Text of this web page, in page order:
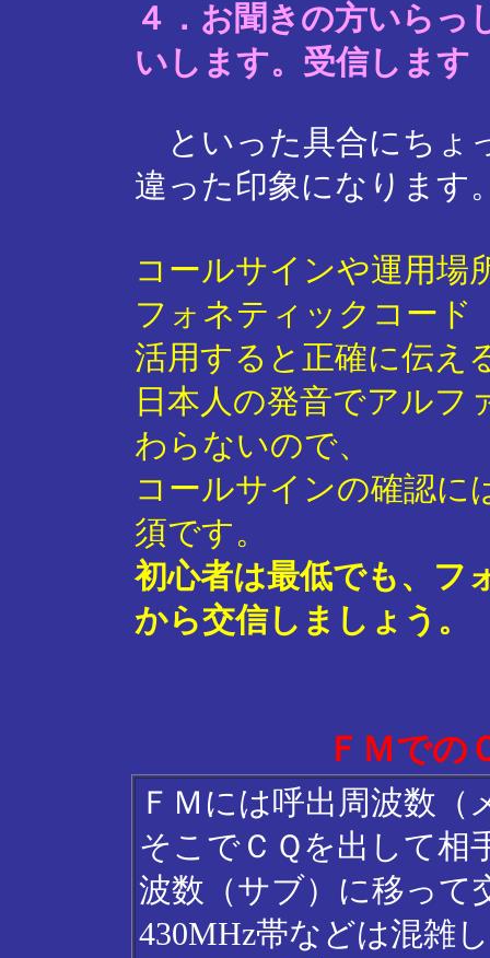
４．お聞きの方いら
いします。受信しま
といった具合にちょ
違った印象になります
コールサインや運用場
フォネティックコード
活用すると正確に伝え
日本人の発音でアルフ
わらないので、
コールサインの確認に
須です。
初心者は最低でも、フ
から交信しましょう。
ＦＭでの
ＦＭには呼出周波数
そこでＣＱを出して相
波数（サブ）に移って
430MHz帯などは混雑